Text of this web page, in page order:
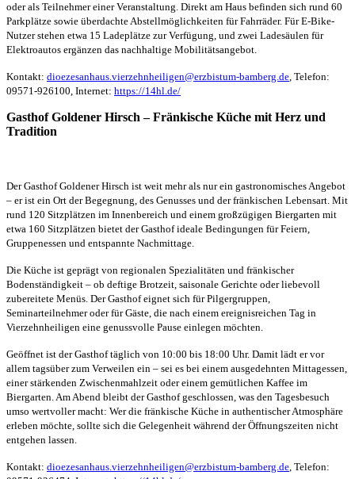
oder als Teilnehmer einer Veranstaltung. Direkt am Haus befinden sich rund 60
Parkplätze sowie überdachte Abstellmöglichkeiten für Fahrräder. Für E-Bike-
Nutzer stehen etwa 15 Ladeplätze zur Verfügung, und zwei Ladesäulen für
Elektroautos ergänzen das nachhaltige Mobilitätsangebot.
Kontakt: dioezesanhaus.vierzehnheiligen@erzbistum-bamberg.de, Telefon:
09571-926100, Internet: https://14hl.de/
Gasthof Goldener Hirsch – Fränkische Küche mit Herz und
Tradition
Der Gasthof Goldener Hirsch ist weit mehr als nur ein gastronomisches Angebot
– er ist ein Ort der Begegnung, des Genusses und der fränkischen Lebensart. Mit
rund 120 Sitzplätzen im Innenbereich und einem großzügigen Biergarten mit
etwa 160 Sitzplätzen bietet der Gasthof ideale Bedingungen für Feiern,
Gruppenessen und entspannte Nachmittage.
Die Küche ist geprägt von regionalen Spezialitäten und fränkischer
Bodenständigkeit – ob deftige Brotzeit, saisonale Gerichte oder liebevoll
zubereitete Menüs. Der Gasthof eignet sich fürPilgergruppen,
Seminarteilnehmer oder für Gäste, die nach einem ereignisreichen Tag in
Vierzehnheiligen eine genussvolle Pause einlegen möchten.
Geöffnet ist der Gasthof täglich von 10:00 bis 18:00 Uhr. Damit lädt er vor
allem tagsüber zum Verweilen ein – sei es bei einem ausgedehnten Mittagessen,
einer stärkenden Zwischenmahlzeit oder einem gemütlichen Kaffee im
Biergarten. Am Abend bleibt der Gasthof geschlossen, was den Tagesbesuch
umso wertvoller macht: Wer die fränkische Küche in authentischer Atmosphäre
erleben möchte, sollte sich die Gelegenheit während der Öffnungszeiten nicht
entgehen lassen.
Kontakt: dioezesanhaus.vierzehnheiligen@erzbistum-bamberg.de, Telefon: